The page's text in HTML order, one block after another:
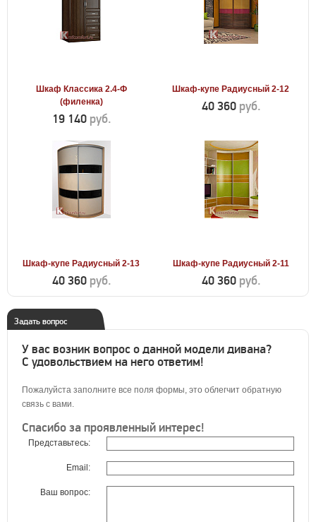
Шкаф Классика 2.4-Ф
(филенка)
19 140 руб.
Шкаф-купе Радиусный 2-12
40 360 руб.
Шкаф-купе Радиусный 2-13
40 360 руб.
Шкаф-купе Радиусный 2-11
40 360 руб.
Задать вопрос
У вас возник вопрос о данной модели дивана?
С удовольствием на него ответим!
Пожалуйста заполните все поля формы, это облегчит обратную
связь с вами.
Спасибо за проявленный интерес!
Представьтесь:
Email:
Ваш вопрос: